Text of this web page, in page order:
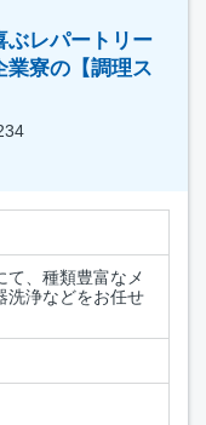
ぶレパートリー
寮の【調理ス
て、種類豊富なメ
洗浄などをお任せ